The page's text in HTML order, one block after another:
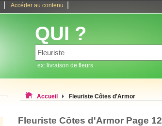
Accéder au contenu
QUI ?
ex: livraison de fleurs
Accueil Fleuriste Côtes d'Armor
Fleuriste Côtes d'Armor Page 12